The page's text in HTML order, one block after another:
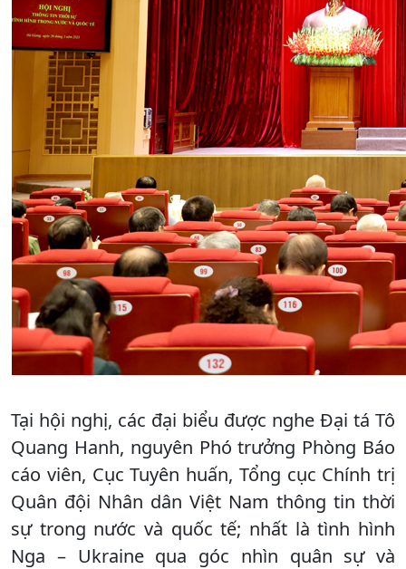
Tại hội nghị, các đại biểu được nghe Đại tá Tô
Quang Hanh, nguyên Phó trưởng Phòng Báo
cáo viên, Cục Tuyên huấn, Tổng cục Chính trị
Quân đội Nhân dân Việt Nam thông tin thời
sự trong nước và quốc tế; nhất là tình hình
Nga – Ukraine qua góc nhìn quân sự và